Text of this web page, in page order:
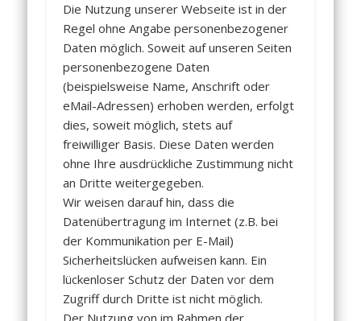
Die Nutzung unserer Webseite ist in der
Regel ohne Angabe personenbezogener
Daten möglich. Soweit auf unseren Seiten
personenbezogene Daten
(beispielsweise Name, Anschrift oder
eMail-Adressen) erhoben werden, erfolgt
dies, soweit möglich, stets auf
freiwilliger Basis. Diese Daten werden
ohne Ihre ausdrückliche Zustimmung nicht
an Dritte weitergegeben.
Wir weisen darauf hin, dass die
Datenübertragung im Internet (z.B. bei
der Kommunikation per E-Mail)
Sicherheitslücken aufweisen kann. Ein
lückenloser Schutz der Daten vor dem
Zugriff durch Dritte ist nicht möglich.